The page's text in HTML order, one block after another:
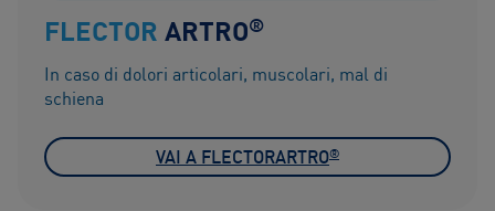
FLECTOR ARTRO®
In caso di dolori articolari, muscolari, mal di
schiena
VAI A FLECTORARTRO®